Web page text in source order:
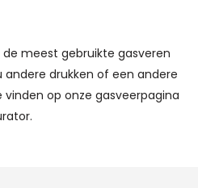
meest gebruikte gasveren
andere drukken of een andere
op onze gasveerpagina